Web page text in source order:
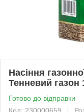
Насіння
Тенневий газон
Готово до відправки
Код: 230000659